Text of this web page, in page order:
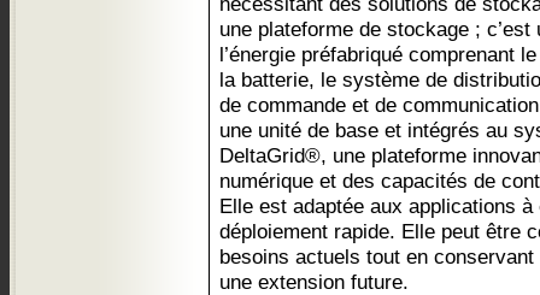
une plateforme de stockage ;
l’énergie préfabriqué comprenant
la batterie, le système de
de commande et de
une unité de base et intégrés au
DeltaGrid®, une plateforme
numérique et des capacités de
Elle est adaptée aux applications
déploiement rapide. Elle peut être
besoins actuels tout en
une extension future.